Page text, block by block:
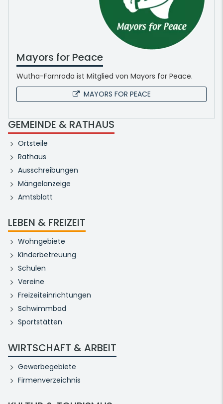
Mayors for Peace
Wutha-Farnroda ist Mitglied von Mayors for Peace.
MAYORS FOR PEACE
GEMEINDE & RATHAUS
Ortsteile
Rathaus
Ausschreibungen
Mängelanzeige
Amtsblatt
LEBEN & FREIZEIT
Wohngebiete
Kinderbetreuung
Schulen
Vereine
Freizeiteinrichtungen
Schwimmbad
Sportstätten
WIRTSCHAFT & ARBEIT
Gewerbegebiete
Firmenverzeichnis